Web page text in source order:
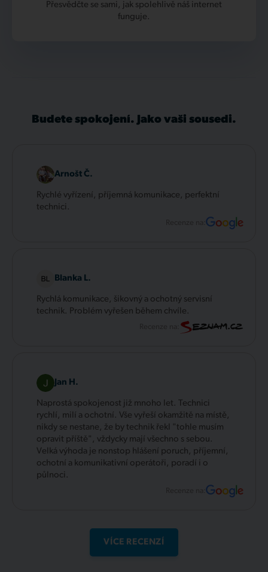
Přesvědčte se sami, jak spolehlivě náš internet
funguje.
Budete spokojení. Jako vaši sousedi.
Arnošt Č.
Rychlé vyřízení, příjemná komunikace, perfektní
technici.
Recenze na:
Blanka L.
Rychlá komunikace, šikovný a ochotný servisní
technik. Problém vyřešen během chvíle.
Jan H.
Naprostá spokojenost již mnoho let. Technici
rychlí, milí a ochotní. Vše vyřeší okamžitě na místě,
nikdy se nestane, že by technik řekl "tohle musím
opravit příště", vždycky mají všechno s sebou.
Velká výhoda je nonstop hlášení poruch, příjemní,
ochotní a komunikativní operátoři, poradí i o
půlnoci.
Recenze na:
VÍCE RECENZÍ